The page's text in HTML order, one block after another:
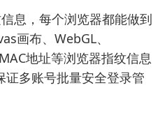
息，每个浏览器都能做到
画布、WebGL、
地址等浏览器指纹信息
证多账号批量安全登录管